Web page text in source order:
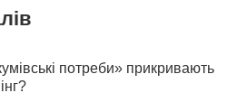
потреби» прикривають